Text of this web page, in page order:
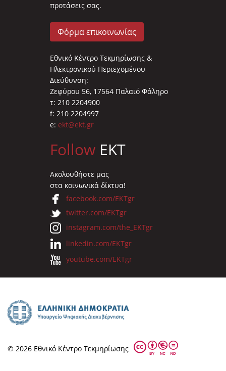
προτάσεις σας.
Φόρμα επικοινωνίας
Εθνικό Κέντρο Τεκμηρίωσης &
Ηλεκτρονικού Περιεχομένου
Διεύθυνση:
Ζεφύρου 56, 17564 Παλαιό Φάληρο
τ: 210 2204900
f: 210 2204997
e: ekt@ekt.gr
Follow EKT
Ακολουθήστε μας
στα κοινωνικά δίκτυα!
facebook.com/EKTgr
twitter.com/EKTgr
instagram.com/the_EKTgr
linkedin.com/EKTgr
youtube.com/EKTgr
© 2026 Eθνικό Κέντρο Τεκμηρίωσης